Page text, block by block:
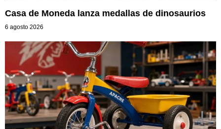
Casa de Moneda lanza medallas de dinosaurios
6 agosto 2026